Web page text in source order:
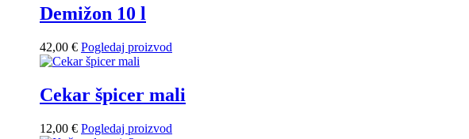
Demižon 10 l
42,00 € Pogledaj proizvod
Cekar špicer mali
12,00 € Pogledaj proizvod